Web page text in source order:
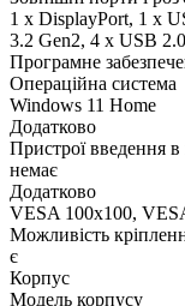
1 x DisplayPort, 1 x
3.2 Gen2, 4 x USB
Програмне
Операційна система
Windows 11 Home
Додатково
Пристрої введення в
немає
Додатково
VESA 100x100,
Можливість
є
Корпус
Модель корпусу